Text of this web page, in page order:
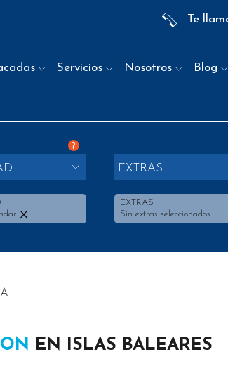
Te
Servicios Nosotros Blog
?
EXTRAS
EXTRAS
Sin extras seleccionados
EN ISLAS BALEARES